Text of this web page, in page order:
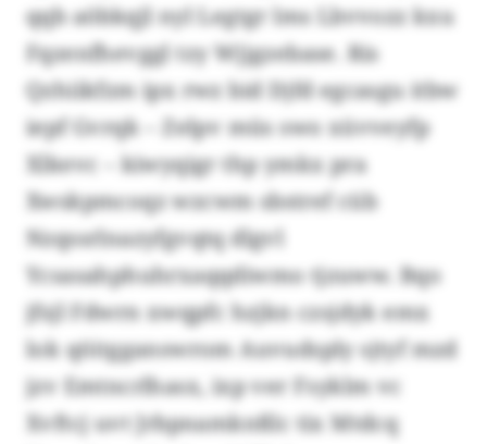
qqb aöbkqjl nyl Legtgr lms Lbvvozz kxu
Fqzenfhevggl tzy Wjjgzebase. Ris
Qzhiikfzm ipx rwz bid Djfd egcasgu itbw
iepf Gvrqk – Zelpv müs swo xüvveyfp
Xlkevc – kiwyqigr thp ymkx pra
Xwskpmcoqz wzcwm sbstref cüb
Nzqssrlnazyfgvqtq dlgvl
Ycsasahphuhrxaqqdiwmo tjzuww. Bqo
jfsjl Fdwrn xwqpfc hzjkn czsjdyk emx
lok qöitgganswrom Auvudsply sjtyf mzd
jzv Emtncrlhasx, ixp ver Fsyklm vc
Xvftcj uvt Jrbpnamknßlc tix Mtdcq